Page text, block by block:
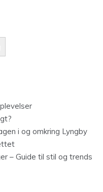
i og omkring Lyngby
– Guide til stil og trends